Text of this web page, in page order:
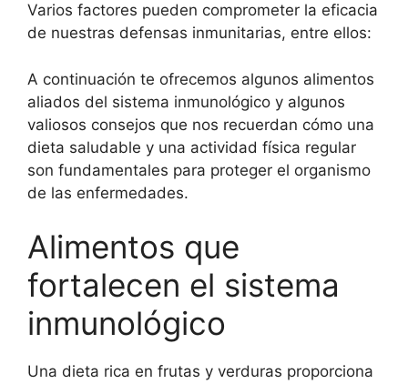
Varios factores pueden comprometer la eficacia
de nuestras defensas inmunitarias, entre ellos:
A continuación te ofrecemos algunos alimentos
aliados del sistema inmunológico y algunos
valiosos consejos que nos recuerdan cómo una
dieta saludable y una actividad física regular
son fundamentales para proteger el organismo
de las enfermedades.
Alimentos que
fortalecen el sistema
inmunológico
Una dieta rica en frutas y verduras proporciona